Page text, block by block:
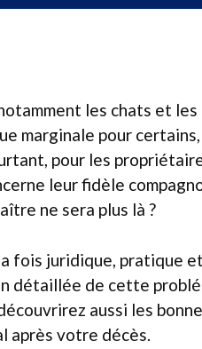
les chats et les
marginale pour
pour les
leur fidèle
ne sera plus là ?
fois juridique, pratique
détaillée de cette
aussi les
après votre décès.